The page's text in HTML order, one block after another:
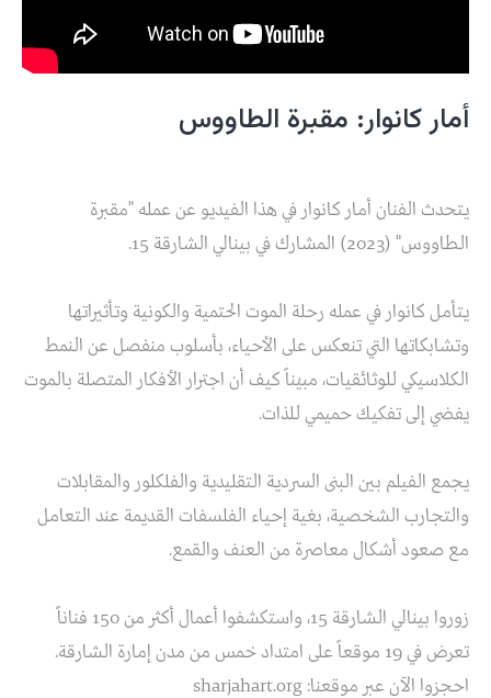
أمار كانوار: مقبرة الطاووس
يتحدث الفنان أمار كانوار في هذا الفيديو عن عمله "مقبرة
الطاووس" (2023) المشارك في بينالي الشارقة 15.
يتأمل كانوار في عمله رحلة الموت الحتمية والكونية وتأثيراتها
وتشابكاتها التي تنعكس على الأحياء، بأسلوب منفصل عن النمط
الكلاسيكي للوثائقيات، مبيناً كيف أن اجترار الأفكار المتصلة بالموت
يفضي إلى تفكيك حميمي للذات.
يجمع الفيلم بين البنى السردية التقليدية والفلكلور والمقابلات
والتجارب الشخصية، بغية إحياء الفلسفات القديمة عند التعامل
مع صعود أشكال معاصرة من العنف والقمع.​
زوروا بينالي الشارقة 15، واستكشفوا أعمال أكثر من 150 فناناً
تعرض في 19 موقعاً على امتداد خمس من مدن إمارة الشارقة.
احجزوا الآن عبر موقعنا: sharjahart.org